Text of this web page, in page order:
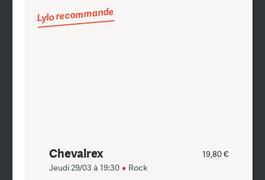
19,80 €
Lylo recommande
Chevalrex
Jeudi 29/03 à 19:30 Rock